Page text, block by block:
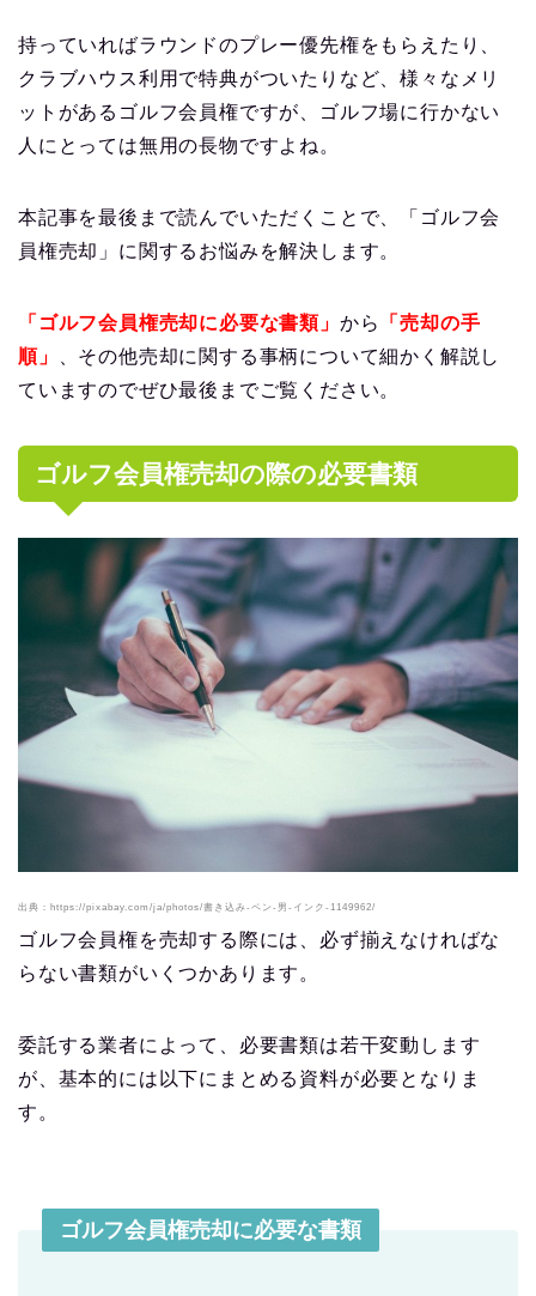
持っていればラウンドのプレー優先権をもらえたり、
クラブハウス利用で特典がついたりなど、様々なメリ
ットがあるゴルフ会員権ですが、ゴルフ場に行かない
人にとっては無用の長物ですよね。
本記事を最後まで読んでいただくことで、「ゴルフ会
員権売却」に関するお悩みを解決します。
「ゴルフ会員権売却に必要な書類」 から
「売却の手
順」
、その他売却に関する事柄について細かく解説し
ていますのでぜひ最後までご覧ください。
ゴルフ会員権売却の際の必要書類
出典：https://pixabay.com/ja/photos/書き込み-ペン-男-インク-1149962/
ゴルフ会員権を売却する際には、必ず揃えなければな
らない書類がいくつかあります。
委託する業者によって、必要書類は若干変動します
が、基本的には以下にまとめる資料が必要となりま
す。
ゴルフ会員権売却に必要な書類